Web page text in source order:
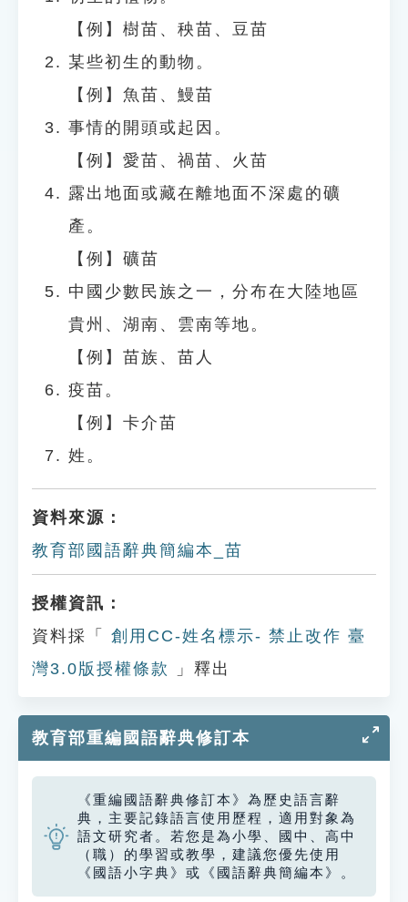
【例】樹苗、秧苗、豆苗
某些初生的動物。
【例】魚苗、鰻苗
事情的開頭或起因。
【例】愛苗、禍苗、火苗
露出地面或藏在離地面不深處的礦
產。
【例】礦苗
中國少數民族之一，分布在大陸地區
貴州、湖南、雲南等地。
【例】苗族、苗人
疫苗。
【例】卡介苗
姓。
資料來源：
教育部國語辭典簡編本_苗
授權資訊：
資料採「
創用CC-姓名標示- 禁止改作 臺
灣3.0版授權條款
」釋出
教育部重編國語辭典修訂本
《重編國語辭典修訂本》為歷史語言辭
典，主要記錄語言使用歷程，適用對象為
語文研究者。若您是為小學、國中、高中
（職）的學習或教學，建議您優先使用
《國語小字典》或《國語辭典簡編本》。